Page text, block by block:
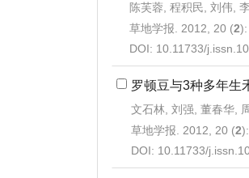
陈芙蓉, 程积民, 刘伟,
草地学报. 2012, 20 (2
DOI: 10.11733/
罗顿豆与3种多年生
文石林, 刘强, 董春华,
草地学报. 2012, 20 (2
DOI: 10.11733/